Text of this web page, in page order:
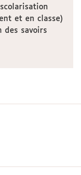
et en classe)
savoirs